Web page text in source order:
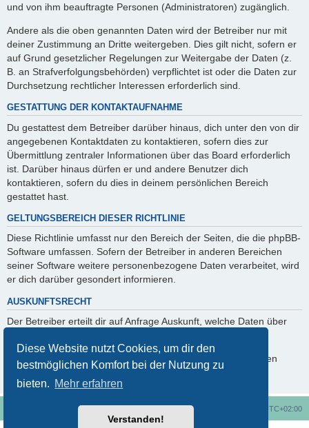
Diese Website nutzt Cookies, um dir den
bestmöglichen Komfort bei der Nutzung zu
bieten. Mehr erfahren
Verstanden!
und von ihm beauftragte Personen (Administratoren) zugänglich.
Andere als die oben genannten Daten wird der Betreiber nur mit
deiner Zustimmung an Dritte weitergeben. Dies gilt nicht, sofern er
auf Grund gesetzlicher Regelungen zur Weitergabe der Daten (z.
B. an Strafverfolgungsbehörden) verpflichtet ist oder die Daten zur
Durchsetzung rechtlicher Interessen erforderlich sind.
GESTATTUNG DER KONTAKTAUFNAHME
Du gestattest dem Betreiber darüber hinaus, dich unter den von dir
angegebenen Kontaktdaten zu kontaktieren, sofern dies zur
Übermittlung zentraler Informationen über das Board erforderlich
ist. Darüber hinaus dürfen er und andere Benutzer dich
kontaktieren, sofern du dies in deinem persönlichen Bereich
gestattet hast.
GELTUNGSBEREICH DIESER RICHTLINIE
Diese Richtlinie umfasst nur den Bereich der Seiten, die die phpBB-
Software umfassen. Sofern der Betreiber in anderen Bereichen
seiner Software weitere personenbezogene Daten verarbeitet, wird
er dich darüber gesondert informieren.
AUSKUNFTSRECHT
Der Betreiber erteilt dir auf Anfrage Auskunft, welche Daten über
Du kannst jederzeit die Löschung bzw. Sperrung deiner Daten
verlangen. Kontaktiere hierzu bitte den Betreiber.
Foren-Übersicht UTC+02:00
Alle Cookies löschen